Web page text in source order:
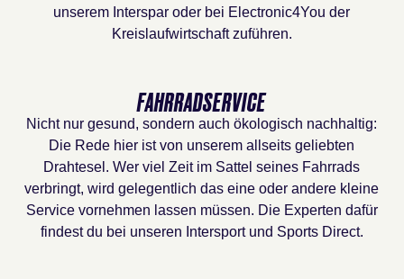
unserem Interspar oder bei Electronic4You der
Kreislaufwirtschaft zuführen.
FAHRRADSERVICE
Nicht nur gesund, sondern auch ökologisch nachhaltig:
Die Rede hier ist von unserem allseits geliebten
Drahtesel. Wer viel Zeit im Sattel seines Fahrrads
verbringt, wird gelegentlich das eine oder andere kleine
Service vornehmen lassen müssen. Die Experten dafür
findest du bei unseren Intersport und Sports Direct.